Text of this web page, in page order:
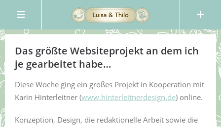
Das größte Websiteprojekt an dem ich
je gearbeitet habe…
Diese Woche ging ein großes Projekt in Kooperation mit
Karin Hinterleitner (www.hinterleitnerdesign.de) online.
Konzeption, Design, die redaktionelle Arbeit sowie die